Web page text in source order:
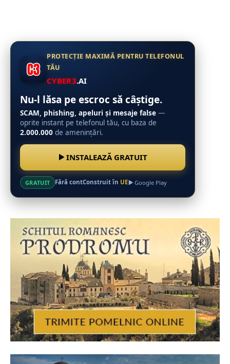
PROTECȚIE MAXIMĂ PENTRU TELEFONUL
TĂU
CYBER3.AI
Nu-l lăsa pe escroc să câștige.
SCAM, phishing, apeluri și mesaje false —
oprite instant pe telefonul tău, cu baza de
2.000.000 de amenințări.
INSTALEAZĂ GRATUIT
GRATUIT Fără contConstruit în UE Google Play